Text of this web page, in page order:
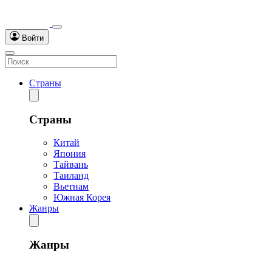
Войти
Страны
Страны
Китай
Япония
Тайвань
Таиланд
Вьетнам
Южная Корея
Жанры
Жанры